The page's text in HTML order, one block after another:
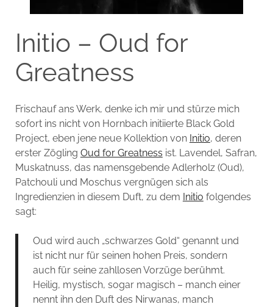
Initio – Oud for
Greatness
Frischauf ans Werk, denke ich mir und stürze mich
sofort ins nicht von Hornbach initiierte Black Gold
Project, eben jene neue Kollektion von Initio, deren
erster Zögling Oud for Greatness ist. Lavendel, Safran,
Muskatnuss, das namensgebende Adlerholz (Oud),
Patchouli und Moschus vergnügen sich als
Ingredienzien in diesem Duft, zu dem Initio folgendes
sagt:
Oud wird auch „schwarzes Gold“ genannt und
ist nicht nur für seinen hohen Preis, sondern
auch für seine zahllosen Vorzüge berühmt.
Heilig, mystisch, sogar magisch – manch einer
nennt ihn den Duft des Nirwanas, manch